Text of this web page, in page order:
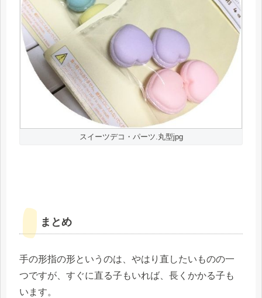
スイーツデコ・パーツ.丸型jpg
まとめ
手の形指の形というのは、やはり直したいものの一
つですが、すぐに直る子もいれば、長くかかる子も
います。